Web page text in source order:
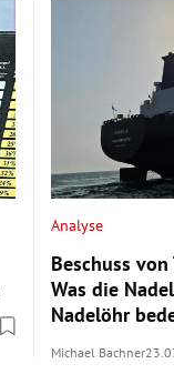
Analyse
Beschuss
Was die
Nadelöhr
Michael Bachner